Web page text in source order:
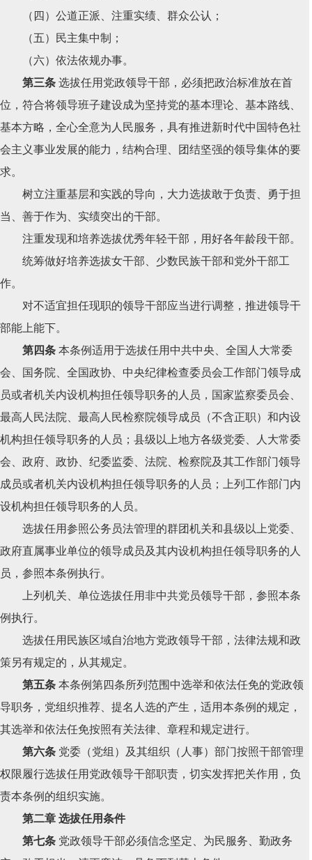
（四）公道正派、注重实绩、群众公认；
（五）民主集中制；
（六）依法依规办事。
第三条 选拔任用党政领导干部，必须把政治标准放在首
位，符合将领导班子建设成为坚持党的基本理论、基本路线、
基本方略，全心全意为人民服务，具有推进新时代中国特色社
会主义事业发展的能力，结构合理、团结坚强的领导集体的要
求。
树立注重基层和实践的导向，大力选拔敢于负责、勇于担
当、善于作为、实绩突出的干部。
注重发现和培养选拔优秀年轻干部，用好各年龄段干部。
统筹做好培养选拔女干部、少数民族干部和党外干部工
作。
对不适宜担任现职的领导干部应当进行调整，推进领导干
部能上能下。
第四条 本条例适用于选拔任用中共中央、全国人大常委
会、国务院、全国政协、中央纪律检查委员会工作部门领导成
员或者机关内设机构担任领导职务的人员，国家监察委员会、
最高人民法院、最高人民检察院领导成员（不含正职）和内设
机构担任领导职务的人员；县级以上地方各级党委、人大常委
会、政府、政协、纪委监委、法院、检察院及其工作部门领导
成员或者机关内设机构担任领导职务的人员；上列工作部门内
设机构担任领导职务的人员。
选拔任用参照公务员法管理的群团机关和县级以上党委、
政府直属事业单位的领导成员及其内设机构担任领导职务的人
员，参照本条例执行。
上列机关、单位选拔任用非中共党员领导干部，参照本条
例执行。
选拔任用民族区域自治地方党政领导干部，法律法规和政
策另有规定的，从其规定。
第五条 本条例第四条所列范围中选举和依法任免的党政领
导职务，党组织推荐、提名人选的产生，适用本条例的规定，
其选举和依法任免按照有关法律、章程和规定进行。
第六条 党委（党组）及其组织（人事）部门按照干部管理
权限履行选拔任用党政领导干部职责，切实发挥把关作用，负
责本条例的组织实施。
第二章 选拔任用条件
第七条 党政领导干部必须信念坚定、为民服务、勤政务